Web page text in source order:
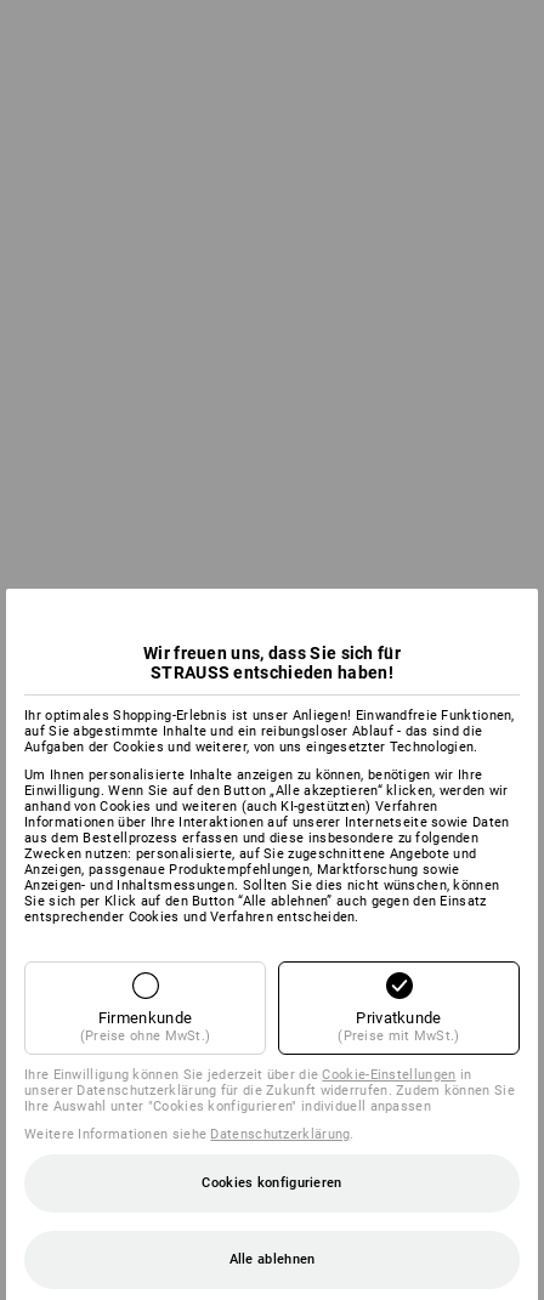
Wir freuen uns, dass Sie sich für
STRAUSS entschieden haben!
Ihr optimales Shopping-Erlebnis ist unser Anliegen! Einwandfreie Funktionen,
auf Sie abgestimmte Inhalte und ein reibungsloser Ablauf - das sind die
Aufgaben der Cookies und weiterer, von uns eingesetzter Technologien.
Um Ihnen personalisierte Inhalte anzeigen zu können, benötigen wir Ihre
Einwilligung. Wenn Sie auf den Button „Alle akzeptieren“ klicken, werden wir
anhand von Cookies und weiteren (auch KI-gestützten) Verfahren
Informationen über Ihre Interaktionen auf unserer Internetseite sowie Daten
aus dem Bestellprozess erfassen und diese insbesondere zu folgenden
Zwecken nutzen: personalisierte, auf Sie zugeschnittene Angebote und
Anzeigen, passgenaue Produktempfehlungen, Marktforschung sowie
Anzeigen- und Inhaltsmessungen. Sollten Sie dies nicht wünschen, können
Sie sich per Klick auf den Button “Alle ablehnen” auch gegen den Einsatz
entsprechender Cookies und Verfahren entscheiden.
Firmenkunde
(Preise ohne MwSt.)
Privatkunde
(Preise mit MwSt.)
Ihre Einwilligung können Sie jederzeit über dieCookie-Einstellungen in
unserer Datenschutzerklärung für die Zukunft widerrufen. Zudem können Sie
Ihre Auswahl unter "Cookies konfigurieren" individuell anpassen
Weitere Informationen siehe Datenschutzerklärung
Cookies konfigurieren
Alle ablehnen